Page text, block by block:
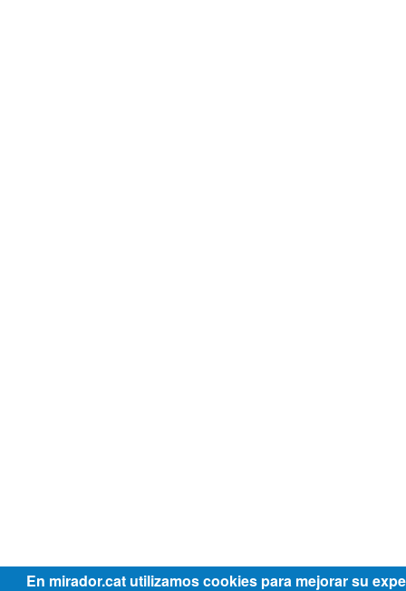
En mirador.cat utilizamos cookies para mejorar su